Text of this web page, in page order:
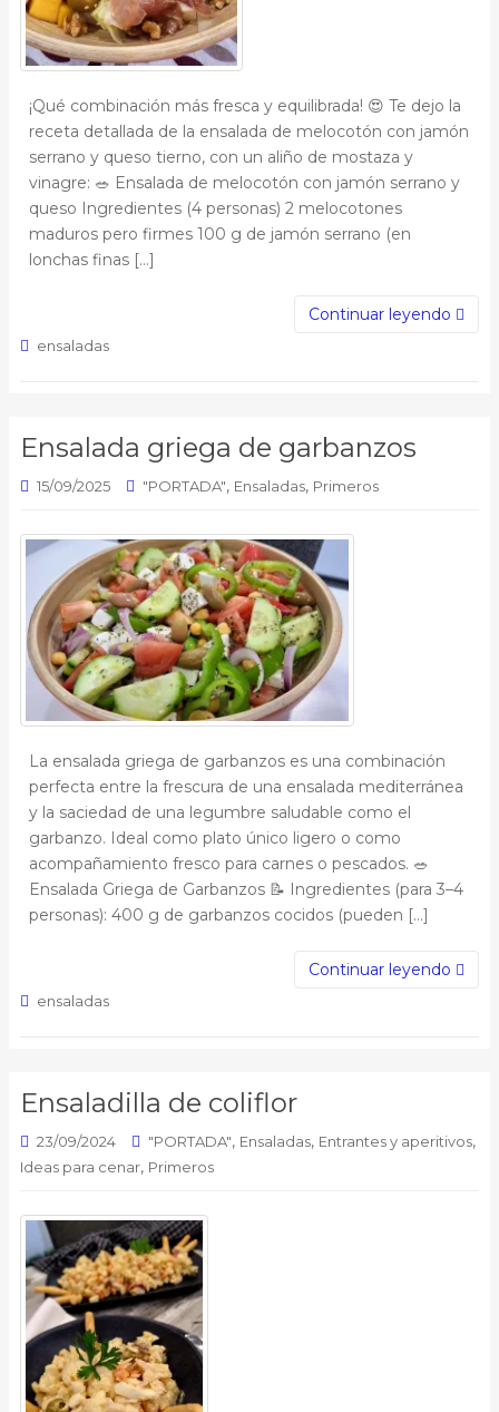
¡Qué combinación más fresca y equilibrada! 😍 Te dejo la
receta detallada de la ensalada de melocotón con jamón
serrano y queso tierno, con un aliño de mostaza y
vinagre: 🥗 Ensalada de melocotón con jamón serrano y
queso Ingredientes (4 personas) 2 melocotones
maduros pero firmes 100 g de jamón serrano (en
lonchas finas […]
Continuar leyendo
ensaladas
Ensalada griega de garbanzos
15/09/2025 "PORTADA", Ensaladas, Primeros
La ensalada griega de garbanzos es una combinación
perfecta entre la frescura de una ensalada mediterránea
y la saciedad de una legumbre saludable como el
garbanzo. Ideal como plato único ligero o como
acompañamiento fresco para carnes o pescados. 🥗
Ensalada Griega de Garbanzos 📝 Ingredientes (para 3–4
personas): 400 g de garbanzos cocidos (pueden […]
Continuar leyendo
ensaladas
Ensaladilla de coliflor
23/09/2024 "PORTADA", Ensaladas, Entrantes y aperitivos,
Ideas para cenar, Primeros